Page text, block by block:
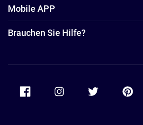
Mobile APP
Brauchen Sie Hilfe?